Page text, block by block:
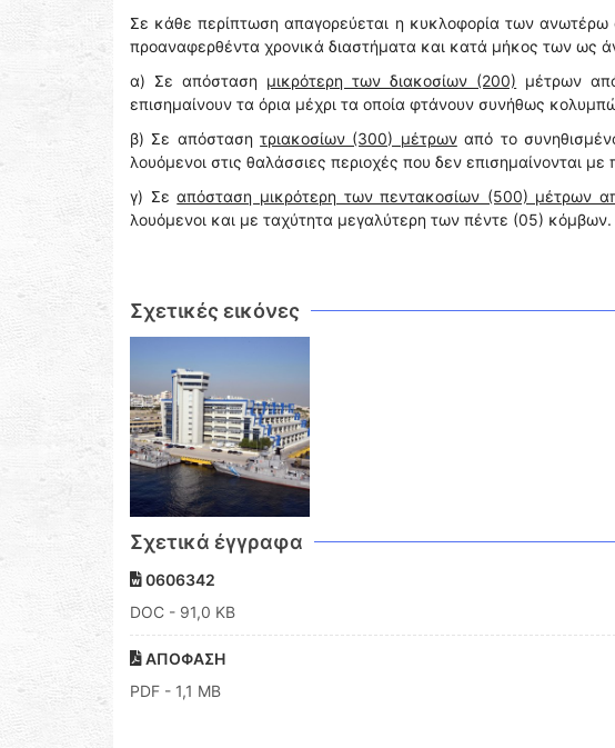
Σε κάθε περίπτωση απαγορεύεται η κυκλοφορία των
προαναφερθέντα χρονικά διαστήματα και κατά μήκος των ως
α) Σε απόσταση μικρότερη των διακοσίων (200) μέτρων
επισημαίνουν τα όρια μέχρι τα οποία φτάνουν συνήθως
β) Σε απόστασητριακοσίων (300) μέτρωναπό το
λουόμενοι στις θαλάσσιες περιοχές που δεν επισημαίνονται
γ) Σεαπόσταση μικρότερη των πεντακοσίων (500) μέτρων
λουόμενοι και με ταχύτητα μεγαλύτερη των πέντε (05) κόμβων.
Σχετικές εικόνες
Σχετικά έγγραφα
0606342
DOC - 91,0 KB
ΑΠΟΦΑΣΗ
PDF - 1,1 MB